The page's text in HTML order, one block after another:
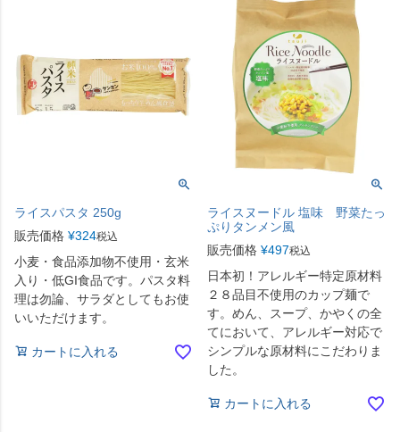
ライスパスタ 250g
販売価格 ¥324税込
小麦・食品添加物不使用・玄米
入り・低GI食品です。パスタ料
理は勿論、サラダとしてもお使
いいただけます。
カートに入れる
ライスヌードル 塩味 野菜たっ
ぷりタンメン風
販売価格 ¥497税込
日本初！アレルギー特定原材料
２８品目不使用のカップ麺で
す。めん、スープ、かやくの全
てにおいて、アレルギー対応で
シンプルな原材料にこだわりま
した。
カートに入れる